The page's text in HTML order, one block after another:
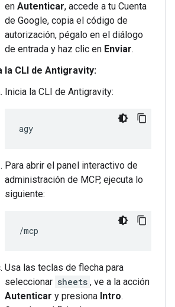
en Autenticar, accede a tu Cuenta
de Google, copia el código de
autorización, pégalo en el diálogo
de entrada y haz clic en Enviar.
la CLI de Antigravity:
Inicia la CLI de Antigravity:
Para abrir el panel interactivo de
administración de MCP, ejecuta lo
siguiente:
Usa las teclas de flecha para
seleccionar sheets , ve a la acción
Autenticar y presiona Intro.